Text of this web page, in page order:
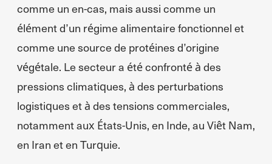
comme un en-cas, mais aussi comme un
élément d’un régime alimentaire fonctionnel et
comme une source de protéines d’origine
végétale. Le secteur a été confronté à des
pressions climatiques, à des perturbations
logistiques et à des tensions commerciales,
notamment aux États-Unis, en Inde, au Viêt Nam,
en Iran et en Turquie.